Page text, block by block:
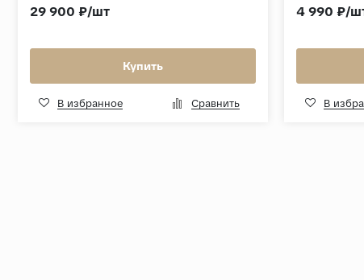
29 900 ₽/шт
Купить
В избранное Сравнить
4 990 ₽/
В